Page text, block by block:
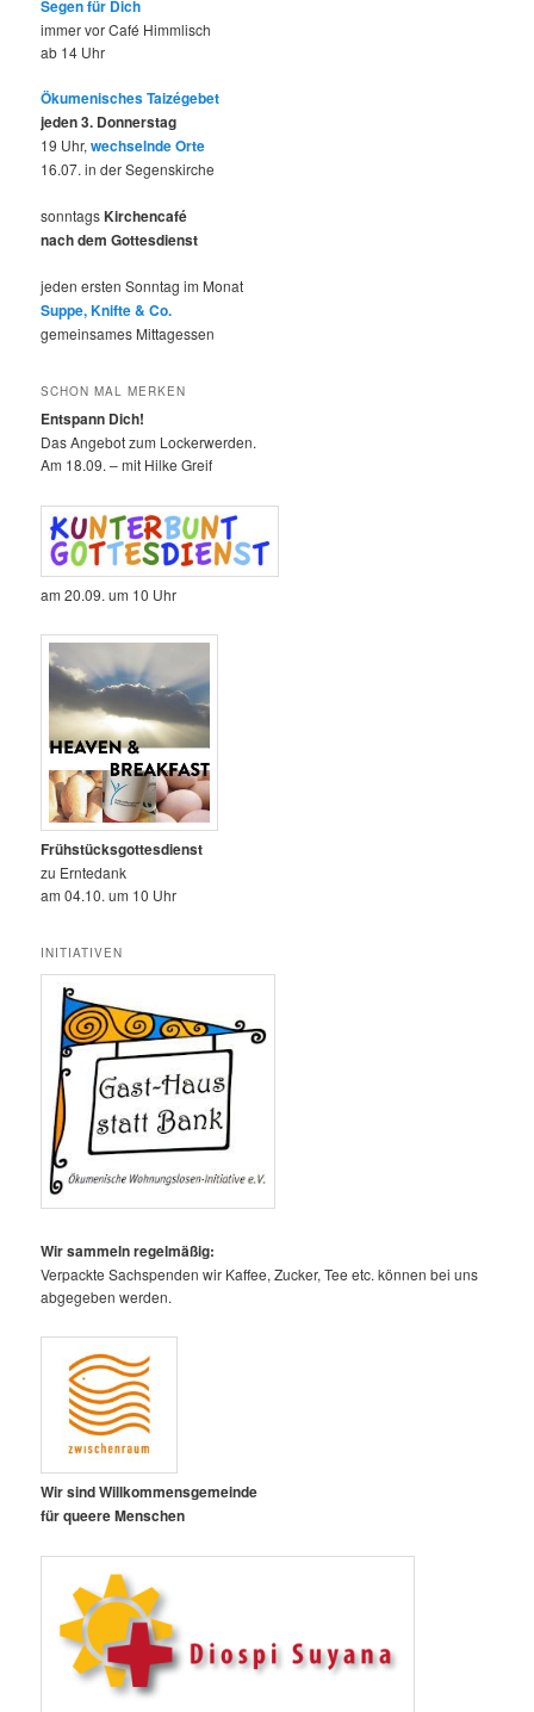
Segen für Dich
immer vor Café Himmlisch
ab 14 Uhr
Ökumenisches Taizégebet
jeden 3. Donnerstag
19 Uhr,wechselnde Orte
16.07. in der Segenskirche
sonntagsKirchencafé
nach dem Gottesdienst
jeden ersten Sonntag im Monat
Suppe, Knifte & Co.
gemeinsames Mittagessen
SCHON MAL MERKEN
Entspann Dich!
Das Angebot zum Lockerwerden.
Am 18.09. – mit Hilke Greif
am 20.09. um 10 Uhr
Frühstücksgottesdienst
zu Erntedank
am 04.10. um 10 Uhr
INITIATIVEN
Wir sammeln regelmäßig:
Verpackte Sachspenden wir Kaffee, Zucker, Tee etc. können bei uns
abgegeben werden.
Wir sind Willkommensgemeinde
für queere Menschen